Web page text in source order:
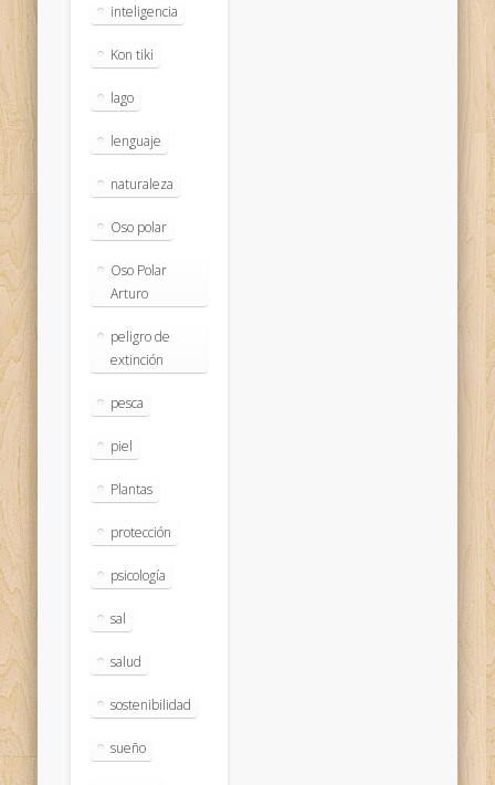
inteligencia
Kon tiki
lago
lenguaje
naturaleza
Oso polar
Oso Polar
Arturo
peligro de
extinción
pesca
piel
Plantas
protección
psicología
sal
salud
sostenibilidad
sueño